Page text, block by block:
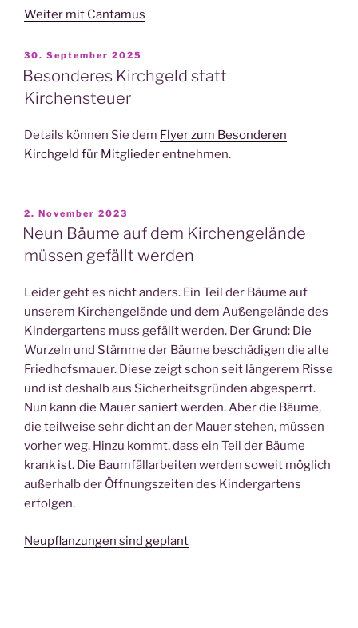
Weiter mit Cantamus
VERÖFFENTLICHT
AM
30. September 2025
Besonderes Kirchgeld statt
Kirchensteuer
Details können Sie dem Flyer zum Besonderen
Kirchgeld für Mitgliederentnehmen.
VERÖFFENTLICHT
AM
2. November 2023
Neun Bäume auf dem Kirchengelände
müssen gefällt werden
Leider geht es nicht anders. Ein Teil der Bäume auf
unserem Kirchengelände und dem Außengelände des
Kindergartens muss gefällt werden. Der Grund: Die
Wurzeln und Stämme der Bäume beschädigen die alte
Friedhofsmauer. Diese zeigt schon seit längerem Risse
und ist deshalb aus Sicherheitsgründen abgesperrt.
Nun kann die Mauer saniert werden. Aber die Bäume,
die teilweise sehr dicht an der Mauer stehen, müssen
vorher weg. Hinzu kommt, dass ein Teil der Bäume
krank ist. Die Baumfällarbeiten werden soweit möglich
außerhalb der Öffnungszeiten des Kindergartens
erfolgen.
Neupflanzungen sind geplant